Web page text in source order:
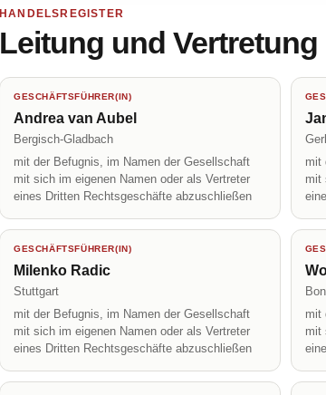
HANDELSREGISTER
Leitung und Vertretung
GESCHÄFTSFÜHRER(IN)
Andrea van Aubel
Bergisch-Gladbach
mit der Befugnis, im Namen der Gesellschaft
mit sich im eigenen Namen oder als Vertreter
eines Dritten Rechtsgeschäfte abzuschließen
mit
mit
GESCHÄFTSFÜHRER(IN)
Milenko Radic
Stuttgart
mit der Befugnis, im Namen der Gesellschaft
mit sich im eigenen Namen oder als Vertreter
eines Dritten Rechtsgeschäfte abzuschließen
mit
mit